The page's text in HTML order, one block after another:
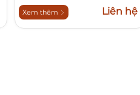
Xem thêm Liên hệ